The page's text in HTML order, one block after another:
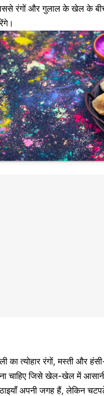
रंगों और गुलाल के खेल के बीच
का त्योहार रंगों, मस्ती और
चाहिए जिसे खेल-खेल में
अपनी जगह हैं, लेकिन